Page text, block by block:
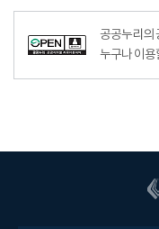
공공누리의
누구나 이용